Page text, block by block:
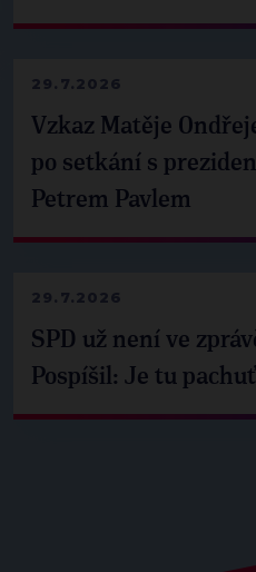
29.7.2026
Vzkaz Matěje
po setkání s
Petrem Pavlem
29.7.2026
SPD už není ve
Pospíšil: Je tu pachuť